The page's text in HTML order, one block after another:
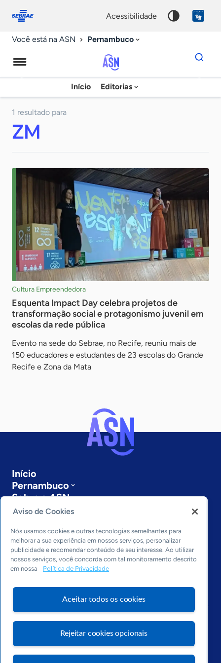
conosco
acessibilidade
Você está na ASN Pernambuco
Agência
Sebrae
Início Editorias
Dados
para
chave
1 resultado para
ZM
Cultura Empreendedora
Esquenta Impact Day celebra projetos de
transformação social e protagonismo juvenil em
escolas da rede pública
Evento na sede do Sebrae, no Recife, reuniu mais de
150 educadores e estudantes de 23 escolas do Grande
Recife e Zona da Mata
Início
Pernambuco
Sobre a ASN
Últimas notícias
Editorias
Economia & Política
Inovação & Tecnologia
Dados
Aviso de Cookies
Nós usamos cookies e outras tecnologias semelhantes para
melhorar a sua experiência em nossos serviços, personalizar
publicidade e recomendar conteúdo de seu interesse. Ao utilizar
nossos serviços, você concorda com tal monitoramento descrito
em nossa
Política de Privacidade
Aceitar todos os cookies
Rejeitar cookies opcionais